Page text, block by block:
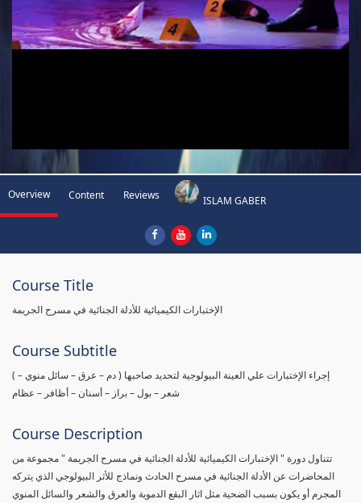
Overview Content Reviews ISLAM GABER
Course Title
الإختبارات الكيميائية للأدلة الجنائية في مسرح الجريمة
Course Subtitle
( إجراء الإختبارات علي العينة البيولوجية لتحديد صاحبها ( دم – عرق – سائل منوي –
شعر – بول – براز – أسنان – أظافر – عظام
Course Description
تتناول دورة " الإختبارات الكيميائية للأدلة الجنائية في مسرح الجريمة " مجموعة من
المحاضرات عن الأدلة الجنائية في مسرح الحادث ونماذج للأثر البيولوجي الذي يتركه
المجرم أو يكون بسبب الضحية مثل اثار البقع الدموية والعرق والشعر والسائل المنوي